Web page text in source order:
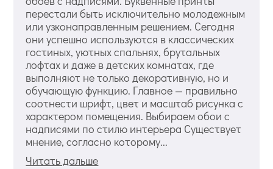
перестали быть исключительно молодежным
или узконаправленным решением. Сегодня
они успешно используются в классических
гостиных, уютных спальнях, брутальных
лофтах и даже в детских комнатах, где
выполняют не только декоративную, но и
обучающую функцию. Главное — правильно
соотнести шрифт, цвет и масштаб рисунка с
характером помещения. Выбираем обои с
надписями по стилю интерьера Существует
мнение, согласно которому...
Читать дальше